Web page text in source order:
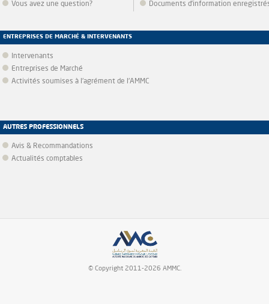
Vous avez une question?
Documents d’information
ENTREPRISES DE MARCHÉ & INTERVENANTS
Intervenants
Entreprises de Marché
Activités soumises à l'agrément de l'AMMC
AUTRES PROFESSIONNELS
Avis & Recommandations
Actualités comptables
© Copyright 2011-2026 AMMC.